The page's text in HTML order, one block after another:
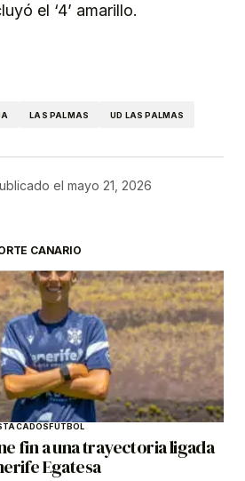
el ‘4’ amarillo.
LAS PALMAS UD LAS PALMAS
el mayo 21, 2026
CANARIO
FÚTBOL
fin a una trayectoria ligada
Egatesa